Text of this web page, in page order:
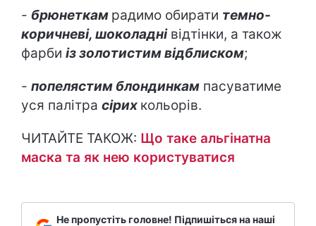
- брюнеткам радимо обирати темно-
коричневі, шоколаднівідтінки, а також
фарби із золотистим відблиском;
- попелястим блондинкам пасуватиме
уся палітра сірих кольорів.
ЧИТАЙТЕ ТАКОЖ: Що таке альгінатна
маска та як нею користуватися
Не пропустіть головне! Підпишіться на наші